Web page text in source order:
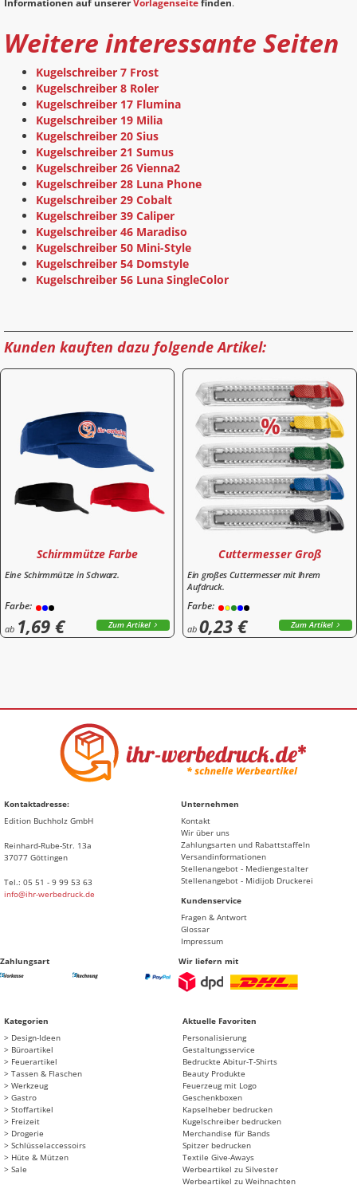
Informationen auf unsererVorlagenseitefinden.
Weitere interessante Seiten
Kugelschreiber 7 Frost
Kugelschreiber 8 Roler
Kugelschreiber 17 Flumina
Kugelschreiber 19 Milia
Kugelschreiber 20 Sius
Kugelschreiber 21 Sumus
Kugelschreiber 26 Vienna2
Kugelschreiber 28 Luna Phone
Kugelschreiber 29 Cobalt
Kugelschreiber 39 Caliper
Kugelschreiber 46 Maradiso
Kugelschreiber 50 Mini-Style
Kugelschreiber 54 Domstyle
Kugelschreiber 56 Luna SingleColor
Kunden kauften dazu folgende Artikel:
Schirmmütze Farbe
Eine Schirmmütze in Schwarz.
Farbe:
ab 1,69 € Zum Artikel
Cuttermesser Groß
Ein großes Cuttermesser mit Ihrem
Aufdruck.
Farbe:
ab 0,23 € Zum Artikel
Kontaktadresse:
Edition Buchholz GmbH
Reinhard-Rube-Str. 13a
37077 Göttingen
Tel.: 05 51 - 9 99 53 63
info@ihr-werbedruck.de
Unternehmen
Kontakt
Wir über uns
Zahlungsarten und Rabattstaffeln
Versandinformationen
Stellenangebot - Mediengestalter
Stellenangebot - Midijob Druckerei
Kundenservice
Fragen & Antwort
Glossar
Impressum
Wir liefern mit
Zahlungsart
Kategorien
Design-Ideen
Büroartikel
Feuerartikel
Tassen & Flaschen
Werkzeug
Gastro
Stoffartikel
Freizeit
Drogerie
Schlüsselaccessoirs
Hüte & Mützen
Sale
Aktuelle Favoriten
Personalisierung
Gestaltungsservice
Bedruckte Abitur-T-Shirts
Beauty Produkte
Feuerzeug mit Logo
Geschenkboxen
Kapselheber bedrucken
Kugelschreiber bedrucken
Merchandise für Bands
Spitzer bedrucken
Textile Give-Aways
Werbeartikel zu Silvester
Werbeartikel zu Weihnachten